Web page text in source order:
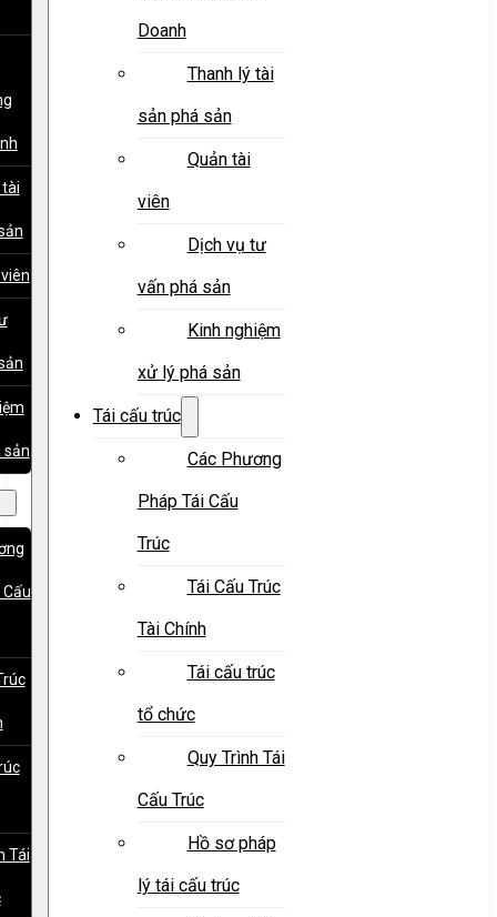
sản
Tái
Doanh
Thanh lý tài
sản phá sản
Quản tài
viên
Dịch vụ tư
vấn phá sản
Kinh nghiệm
xử lý phá sản
Tái cấu trúc
Các Phương
Pháp Tái Cấu
Trúc
Tái Cấu Trúc
Tài Chính
Tái cấu trúc
tổ chức
Quy Trình Tái
Cấu Trúc
Hồ sơ pháp
lý tái cấu trúc